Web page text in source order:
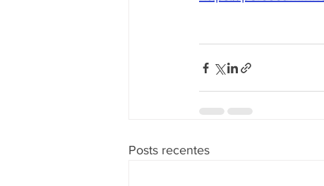
Posts recentes